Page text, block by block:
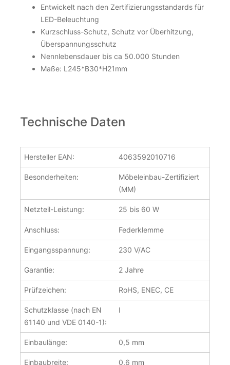
Entwickelt nach den Zertifizierungsstandards für
LED-Beleuchtung
Kurzschluss-Schutz, Schutz vor Überhitzung,
Überspannungsschutz
Nennlebensdauer bis ca 50.000 Stunden
Maße: L245*B30*H21mm
Technische Daten
Hersteller EAN: 4063592010716
Besonderheiten:
Möbeleinbau-Zertifiziert
(MM)
Netzteil-Leistung: 25 bis 60 W
Anschluss: Federklemme
Eingangsspannung: 230 V/AC
Garantie: 2 Jahre
Prüfzeichen: RoHS, ENEC, CE
Schutzklasse (nach EN
61140 und VDE 0140-1):
I
Einbaulänge: 0,5 mm
Einbaubreite: 0,6 mm